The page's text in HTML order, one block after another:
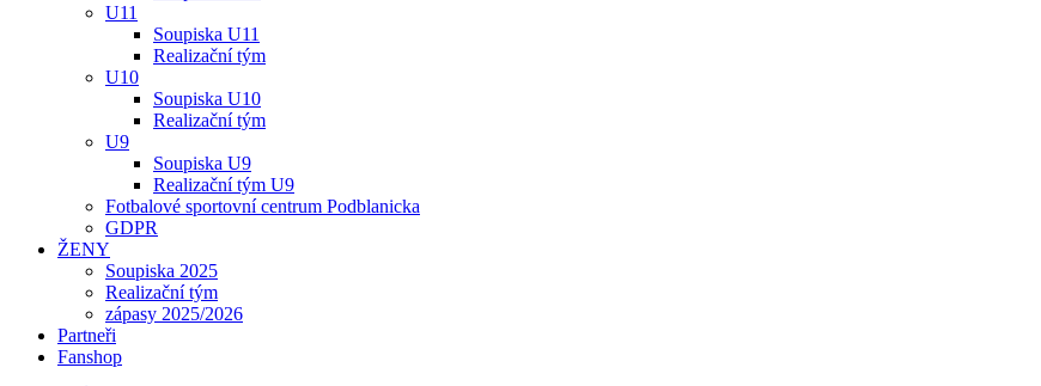
U11
Soupiska U11
Realizační tým
U10
Soupiska U10
Realizační tým
U9
Soupiska U9
Realizační tým U9
Fotbalové sportovní centrum Podblanicka
GDPR
ŽENY
Soupiska 2025
Realizační tým
zápasy 2025/2026
Partneři
Fanshop